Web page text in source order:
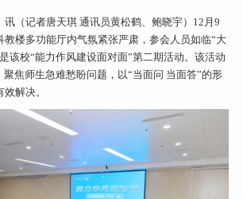
讯（记者唐天琪 通讯员黄松鹤、鲍晓宇）12月9
教楼多功能厅内气氛紧张严肃，参会人员如临“大
该校“能力作风建设面对面”第二期活动。该活动
聚焦师生急难愁盼问题，以“当面问 当面答”的形
解决。